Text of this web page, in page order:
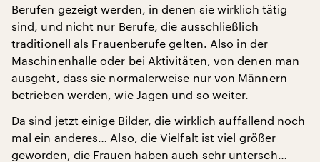
Berufen gezeigt werden, in denen sie wirklich tätig
sind, und nicht nur Berufe, die ausschließlich
traditionell als Frauenberufe gelten. Also in der
Maschinenhalle oder bei Aktivitäten, von denen man
ausgeht, dass sie normalerweise nur von Männern
betrieben werden, wie Jagen und so weiter.
Da sind jetzt einige Bilder, die wirklich auffallend noch
mal ein anderes… Also, die Vielfalt ist viel größer
geworden, die Frauen haben auch sehr untersch…